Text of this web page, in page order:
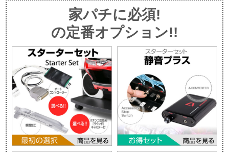
家パチに必須!
の定番オプション!!